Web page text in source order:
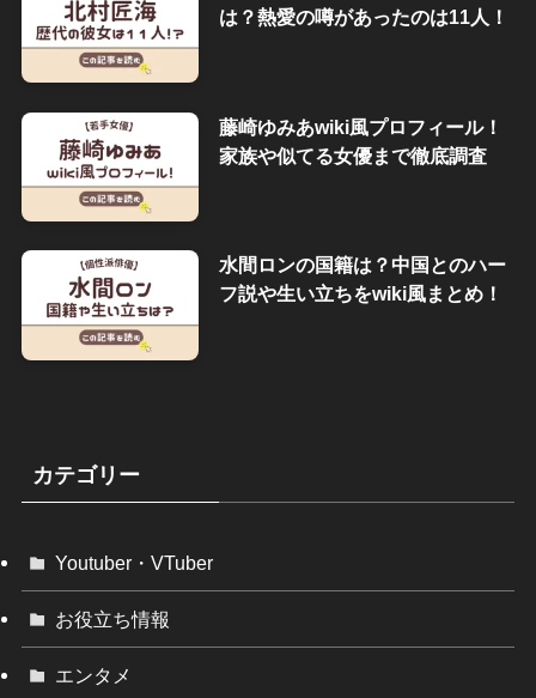
は？熱愛の噂があったのは11人！
藤崎ゆみあwiki風プロフィール！
家族や似てる女優まで徹底調査
水間ロンの国籍は？中国とのハー
フ説や生い立ちをwiki風まとめ！
カテゴリー
Youtuber・VTuber
お役立ち情報
エンタメ